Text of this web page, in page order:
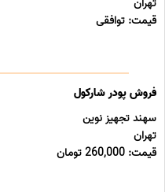
قیمت: توافقی
فروش پودر شارکول
سهند تجهیز نوین
تهران
قیمت: 260,000 تومان